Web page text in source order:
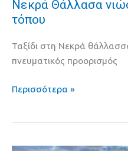
Νεκρά Θάλλασα
τόπου
Ταξίδι στη Νεκρά
πνευματικός προορισμός
Νεκρά
Θάλλασα
την
ενέργεια
τόπου
Περισσότερα »